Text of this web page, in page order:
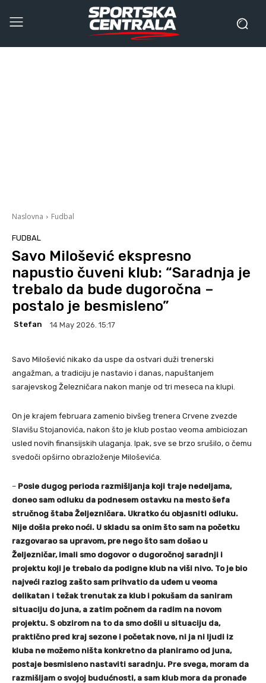
Naslovna Fudbal
FUDBAL
Savo Milošević ekspresno
napustio čuveni klub: “Saradnja je
trebalo da bude dugoročna –
postalo je besmisleno”
Stefan 14 May 2026. 15:17
Savo Milošević nikako da uspe da ostvari duži trenerski
angažman, a tradiciju je nastavio i danas, napuštanjem
sarajevskog Železničara nakon manje od tri meseca na klupi.
On je krajem februara zamenio bivšeg trenera Crvene zvezde
Slavišu Stojanovića, nakon što je klub postao veoma ambiciozan
usled novih finansijskih ulaganja. Ipak, sve se brzo srušilo, o čemu
svedoči opširno obrazloženje Miloševića.
– Posle dugog perioda razmišljanja koji traje nedeljama,
doneo sam odluku da podnesem ostavku na mesto šefa
stručnog štaba Željezničara. Ukratko ću objasniti odluku.
Nije došla preko noći. U skladu sa onim što sam na početku
razgovarao sa upravom, pre nego što sam došao u
Željezničar, imali smo dogovor o dugoročnoj saradnji i
projektu koji je trebalo da podigne klub na viši nivo. To je bio
najveći razlog zašto sam prihvatio da uđem u veoma
delikatan i težak trenutak za klub i pokušam da saniram
situaciju do juna, a zatim počnem da radim na novom
projektu. S obzirom na to da smo došli u situaciju da,
praktično pred kraj sezone i početak nove, ni ja ni ljudi iz
kluba ne možemo ništa konkretno da planiramo od juna,
postaje besmisleno nastaviti saradnju. Pre svega, moram da
razmišljam o svojoj budućnosti, a sam klub mora da pronađe